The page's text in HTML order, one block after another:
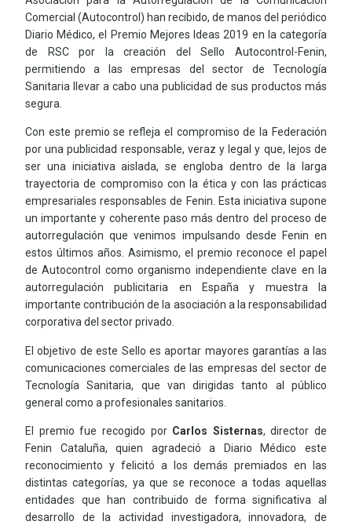
Comercial (Autocontrol) han recibido, de manos del periódico
Diario Médico, el Premio Mejores Ideas 2019 en la categoría
de RSC por la creación del Sello Autocontrol-Fenin,
permitiendo a las empresas del sector de Tecnología
Sanitaria llevar a cabo una publicidad de sus productos más
segura.
Con este premio se refleja el compromiso de la Federación
por una publicidad responsable, veraz y legal y que, lejos de
ser una iniciativa aislada, se engloba dentro de la larga
trayectoria de compromiso con la ética y con las prácticas
empresariales responsables de Fenin. Esta iniciativa supone
un importante y coherente paso más dentro del proceso de
autorregulación que venimos impulsando desde Fenin en
estos últimos años. Asimismo, el premio reconoce el papel
de Autocontrol como organismo independiente clave en la
autorregulación publicitaria en España y muestra la
importante contribución de la asociación a la responsabilidad
corporativa del sector privado.
El objetivo de este Sello es aportar mayores garantías a las
comunicaciones comerciales de las empresas del sector de
Tecnología Sanitaria, que van dirigidas tanto al público
general como a profesionales sanitarios.
El premio fue recogido por Carlos Sisternas, director de
Fenin Cataluña, quien agradeció a Diario Médico este
reconocimiento y felicitó a los demás premiados en las
distintas categorías, ya que se reconoce a todas aquellas
entidades que han contribuido de forma significativa al
desarrollo de la actividad investigadora, innovadora, de